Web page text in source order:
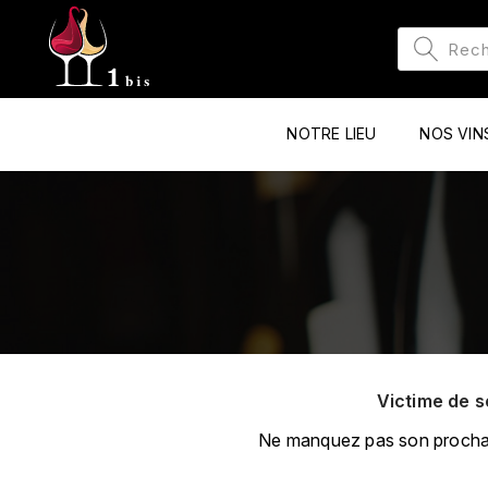
NOTRE LIEU NOS
Victime de
Ne manquez pas son